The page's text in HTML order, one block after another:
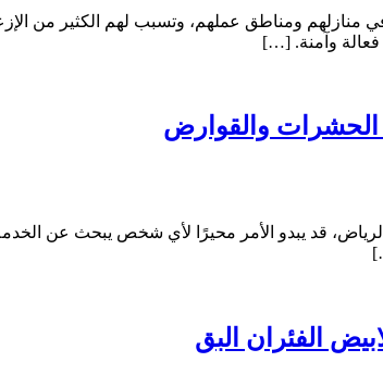
ومناطق عملهم، وتسبب لهم الكثير من
وآمنة. […]
قد يبدو الأمر محيرًا لأي شخص يبحث عن الخدمة